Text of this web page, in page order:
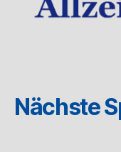
Nächste